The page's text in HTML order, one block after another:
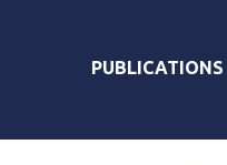
PUBLICATIONS